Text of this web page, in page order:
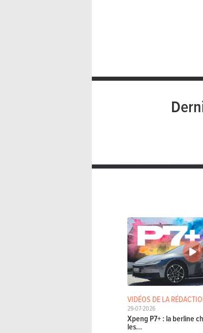
VIDÉOS DE LA
29-07-2026
Xpeng P7+ : la berline
les...